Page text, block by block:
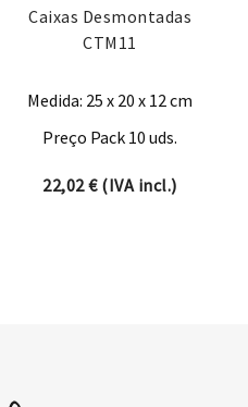
Caixas Desmontadas
CTM11
Medida: 25 x 20 x 12 cm
Preço Pack 10 uds.
22,02€(IVA incl.)